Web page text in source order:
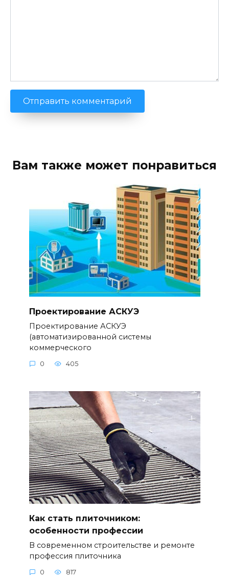
Вам также может понравиться
Проектирование АСКУЭ
Проектирование АСКУЭ
(автоматизированной системы
коммерческого
0 405
Как стать плиточником:
особенности профессии
В современном строительстве и ремонте
профессия плиточника
0 817